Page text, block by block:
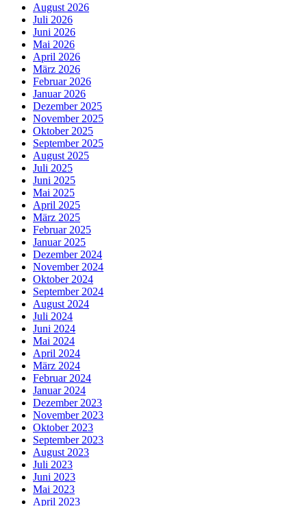
August 2026
Juli 2026
Juni 2026
Mai 2026
April 2026
März 2026
Februar 2026
Januar 2026
Dezember 2025
November 2025
Oktober 2025
September 2025
August 2025
Juli 2025
Juni 2025
Mai 2025
April 2025
März 2025
Februar 2025
Januar 2025
Dezember 2024
November 2024
Oktober 2024
September 2024
August 2024
Juli 2024
Juni 2024
Mai 2024
April 2024
März 2024
Februar 2024
Januar 2024
Dezember 2023
November 2023
Oktober 2023
September 2023
August 2023
Juli 2023
Juni 2023
Mai 2023
April 2023